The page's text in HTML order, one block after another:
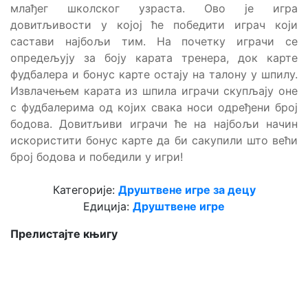
млађег школског узраста. Ово је игра
довитљивости у којој ће победити играч који
састави најбољи тим. На почетку играчи се
опредељују за боју карата тренера, док карте
фудбалера и бонус карте остају на талону у шпилу.
Извлачењем карата из шпила играчи скупљају оне
с фудбалерима од којих свака носи одређени број
бодова. Довитљиви играчи ће на најбољи начин
искористити бонус карте да би сакупили што већи
број бодова и победили у игри!
Категорије: Друштвене игре за децу
Едиција: Друштвене игре
Прелистајте књигу